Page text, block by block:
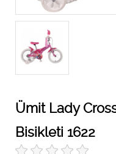
Ümit Lady
Bisikleti 1622